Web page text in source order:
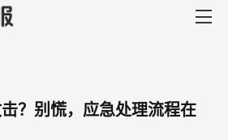
？别慌，应急处理流程在